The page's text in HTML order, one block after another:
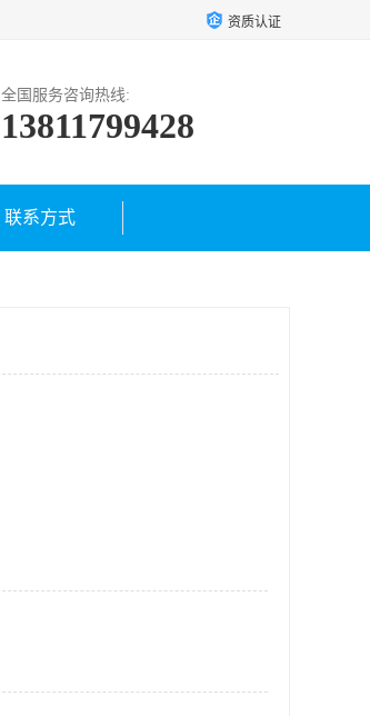
资质认证
全国服务咨询热线:
13811799428
联系方式